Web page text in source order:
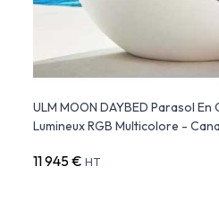
ULM MOON DAYBED Parasol
Lumineux RGB Multicolore -
11 945 € HT